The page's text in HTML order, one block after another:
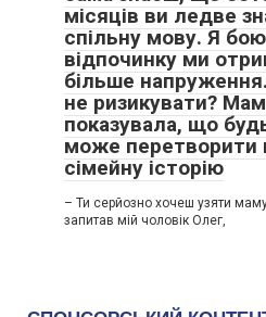
місяців ви ледве
спільну мову. Я
відпочинку ми
більше
не ризикувати?
показувала, що
може перетворити
сімейну історію
– Ти серйозно хочеш узяти
запитав мій чоловік Олег,